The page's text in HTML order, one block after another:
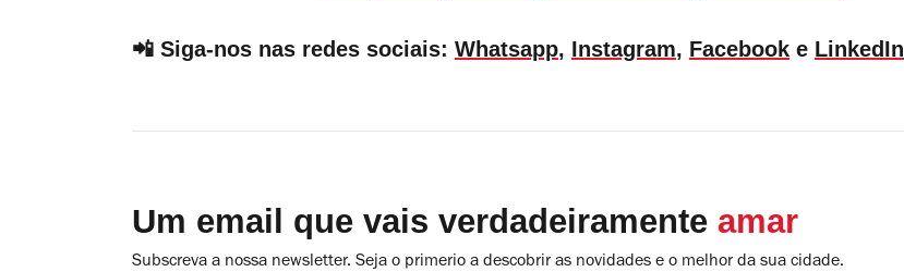
📲 Siga-nos nas redes sociais: Whatsapp, Instagram, Facebook e LinkedIn
Um email que vais verdadeiramente amar
Subscreva a nossa newsletter. Seja o primerio a descobrir as novidades e o melhor da sua cidade.